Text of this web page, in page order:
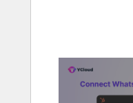
um
andere
Elemente